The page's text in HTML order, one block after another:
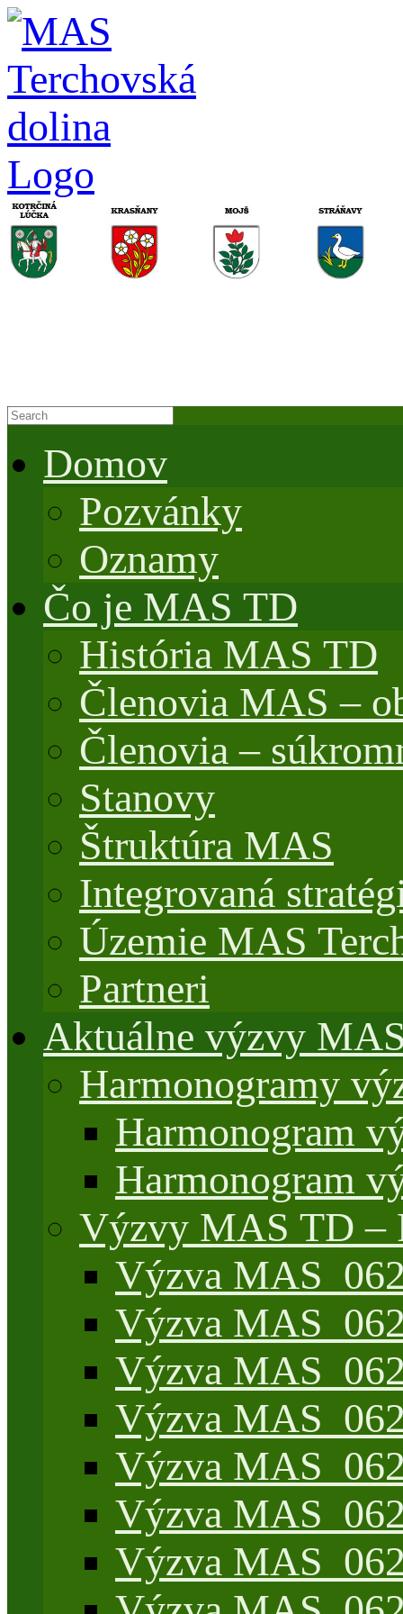
Domov
Pozvánky
Oznamy
Čo je MAS TD
História MAS TD
Členovia MAS –
Členovia –
Stanovy
Štruktúra MAS
Integrovaná
Územie MAS
Partneri
Aktuálne výzvy
Harmonogramy
Harmonogram
Harmonogram
Výzvy MAS TD –
Výzva
Výzva
Výzva
Výzva
Výzva
Výzva
Výzva